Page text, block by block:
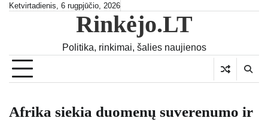
SkipKetvirtadienis, 6 rugpjūčio, 2026
Rinkėjo.LT
Politika, rinkimai, šalies naujienos
Afrika siekia duomenų suverenumo ir